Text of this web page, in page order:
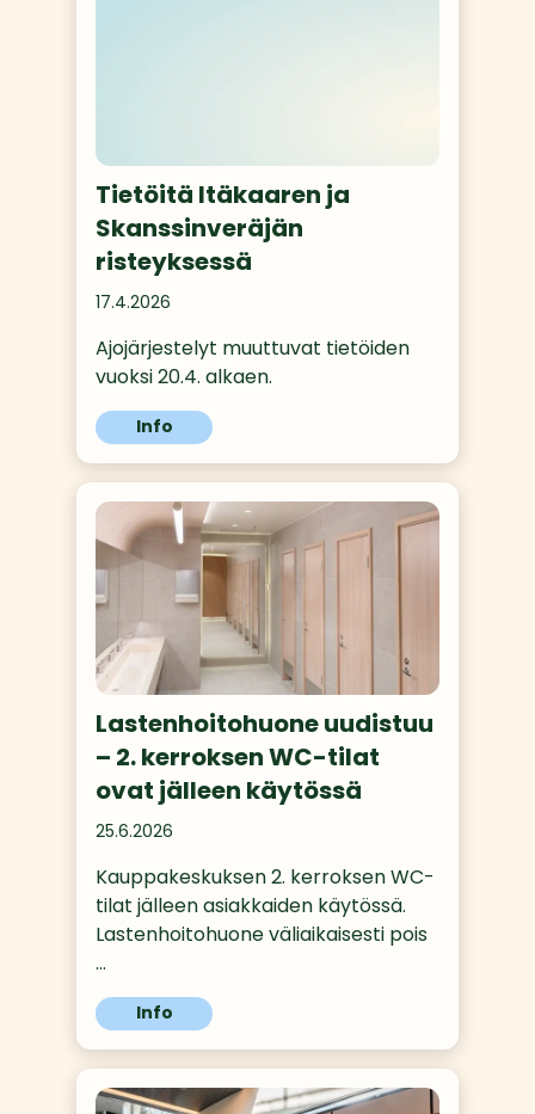
Tietöitä Itäkaaren ja
Skanssinveräjän
risteyksessä
17.4.2026
Ajojärjestelyt muuttuvat tietöiden
vuoksi 20.4. alkaen.
Info
Lastenhoitohuone uudistuu
– 2. kerroksen WC-tilat
ovat jälleen käytössä
25.6.2026
Kauppakeskuksen 2. kerroksen WC-
tilat jälleen asiakkaiden käytössä.
Lastenhoitohuone väliaikaisesti pois
…
Info